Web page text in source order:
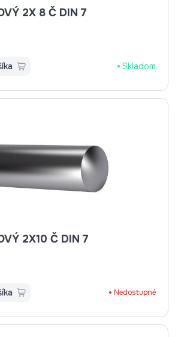
KOLÍK VALCOVÝ 2X 8 Č DIN 7
Skladom
KOLÍK VALCOVÝ 2X10 Č DIN 7
Nedostupné